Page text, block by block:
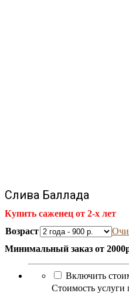
Слива Баллада
Купить саженец от 2-х лет
Возраст
Минимальный заказ от
Включить
Стоимость услуги